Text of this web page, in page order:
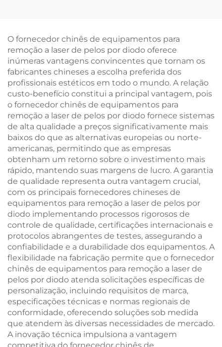
Corporal e
Emagrecimento,
aprovada pela FDA
O fornecedor chinês de equipamentos para
remoção a laser de pelos por diodo oferece
inúmeras vantagens convincentes que tornam os
fabricantes chineses a escolha preferida dos
profissionais estéticos em todo o mundo. A relação
custo-benefício constitui a principal vantagem, pois
o fornecedor chinês de equipamentos para
remoção a laser de pelos por diodo fornece sistemas
de alta qualidade a preços significativamente mais
baixos do que as alternativas europeias ou norte-
americanas, permitindo que as empresas
obtenham um retorno sobre o investimento mais
rápido, mantendo suas margens de lucro. A garantia
de qualidade representa outra vantagem crucial,
com os principais fornecedores chineses de
equipamentos para remoção a laser de pelos por
diodo implementando processos rigorosos de
controle de qualidade, certificações internacionais e
protocolos abrangentes de testes, assegurando a
confiabilidade e a durabilidade dos equipamentos. A
flexibilidade na fabricação permite que o fornecedor
chinês de equipamentos para remoção a laser de
pelos por diodo atenda solicitações específicas de
personalização, incluindo requisitos de marca,
especificações técnicas e normas regionais de
conformidade, oferecendo soluções sob medida
que atendem às diversas necessidades de mercado.
A inovação técnica impulsiona a vantagem